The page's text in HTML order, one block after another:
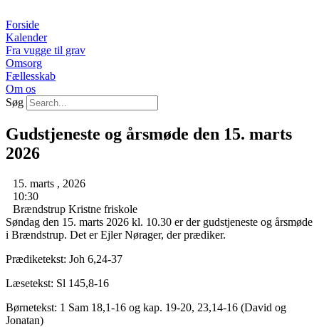
til
indhold
Forside
Kalender
Fra vugge til grav
Omsorg
Fællesskab
Om os
Søg
Gudstjeneste og årsmøde den 15. marts
2026
15. marts , 2026
10:30
Brændstrup Kristne friskole
Søndag den 15. marts 2026 kl. 10.30 er der gudstjeneste og årsmøde
i Brændstrup. Det er Ejler Nørager, der prædiker.
Prædiketekst: Joh 6,24-37
Læsetekst: Sl 145,8-16
Børnetekst: 1 Sam 18,1-16 og kap. 19-20, 23,14-16 (David og
Jonatan)